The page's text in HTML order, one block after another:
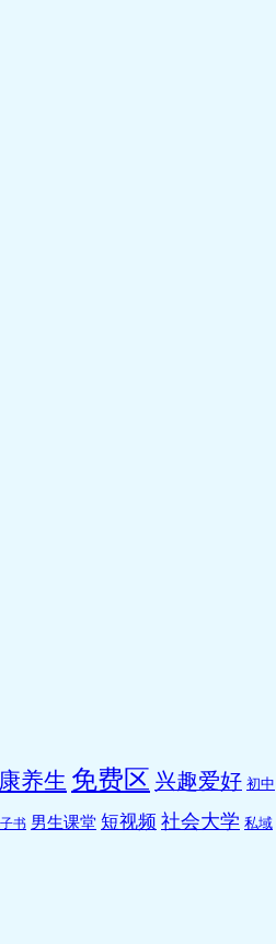
养生 免费区 兴趣爱好 初中
书 男生课堂 短视频 社会大学 私域